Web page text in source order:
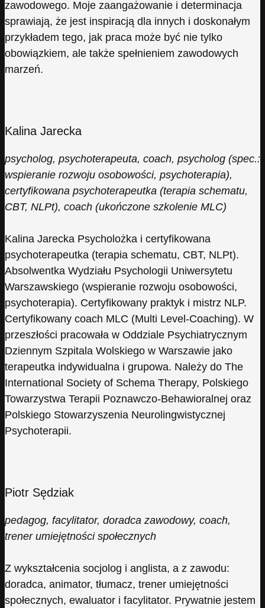
zawodowego. Moje zaangażowanie i determinacja
sprawiają, że jest inspiracją dla innych i doskonałym
przykładem tego, jak praca może być nie tylko
obowiązkiem, ale także spełnieniem zawodowych
marzeń.
Kalina Jarecka
psycholog, psychoterapeuta, coach, psycholog (spec.:
wspieranie rozwoju osobowości, psychoterapia),
certyfikowana psychoterapeutka (terapia schematu,
CBT, NLPt), coach (ukończone szkolenie MLC)
Kalina Jarecka Psycholożka i certyfikowana
psychoterapeutka (terapia schematu, CBT, NLPt).
Absolwentka Wydziału Psychologii Uniwersytetu
Warszawskiego (wspieranie rozwoju osobowości,
psychoterapia). Certyfikowany praktyk i mistrz NLP.
Certyfikowany coach MLC (Multi Level-Coaching). W
przeszłości pracowała w Oddziale Psychiatrycznym
Dziennym Szpitala Wolskiego w Warszawie jako
terapeutka indywidualna i grupowa. Należy do The
International Society of Schema Therapy, Polskiego
Towarzystwa Terapii Poznawczo-Behawioralnej oraz
Polskiego Stowarzyszenia Neurolingwistycznej
Psychoterapii.
Piotr Sędziak
pedagog, facylitator, doradca zawodowy, coach,
trener umiejętności społecznych
Z wykształcenia socjolog i anglista, a z zawodu:
doradca, animator, tłumacz, trener umiejętności
społecznych, ewaluator i facylitator. Prywatnie jestem